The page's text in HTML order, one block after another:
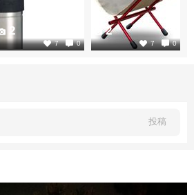
7 0
2
7 0
2
投稿